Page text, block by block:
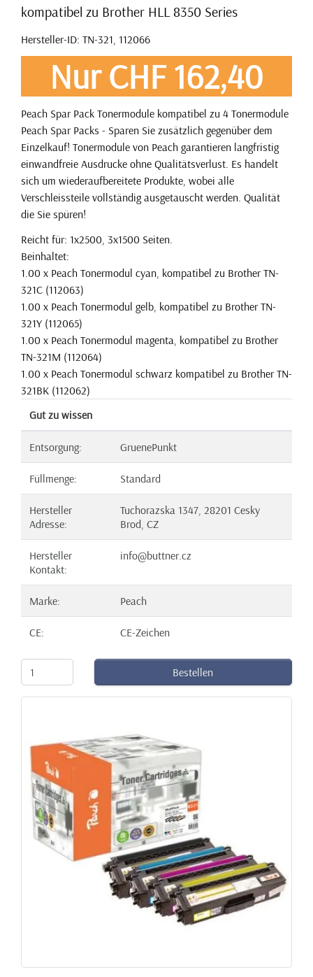
kompatibel zu Brother HLL 8350 Series
Hersteller-ID: TN-321, 112066
Nur CHF 162,40
Peach Spar Pack Tonermodule kompatibel zu 4 Tonermodule
Peach Spar Packs - Sparen Sie zusätzlich gegenüber dem
Einzelkauf! Tonermodule von Peach garantieren langfristig
einwandfreie Ausdrucke ohne Qualitätsverlust. Es handelt
sich um wiederaufbereitete Produkte, wobei alle
Verschleissteile vollständig ausgetauscht werden. Qualität
die Sie spüren!
Reicht für: 1x2500, 3x1500 Seiten.
Beinhaltet:
1.00 x Peach Tonermodul cyan, kompatibel zu Brother TN-
321C (112063)
1.00 x Peach Tonermodul gelb, kompatibel zu Brother TN-
321Y (112065)
1.00 x Peach Tonermodul magenta, kompatibel zu Brother
TN-321M (112064)
1.00 x Peach Tonermodul schwarz kompatibel zu Brother TN-
321BK (112062)
Gut zu wissen
Entsorgung: GruenePunkt
Füllmenge: Standard
Hersteller
Adresse:
Tuchorazska 1347, 28201 Cesky
Brod, CZ
Hersteller
Kontakt:
info@buttner.cz
Marke: Peach
CE: CE-Zeichen
Bestellen